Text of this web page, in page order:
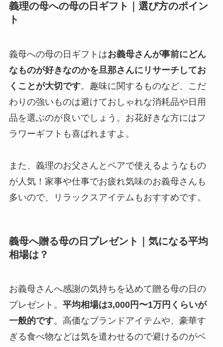
義理の母への母の日ギフト｜選び方のポイン
ト
義母への母の日ギフトはお義母さんが事前にどん
なものが好きなのかを旦那さんにリサーチしてお
くことが大切です。趣味に関するものなど、こだ
わりの強いものは避けておしゃれな消耗品や日用
品を選ぶのが良いでしょう。お花好きな方にはフ
ラワーギフトも喜ばれますよ。
また、義理のお父さんとペアで使えるようなもの
が人気！家事や仕事でお疲れ気味のお義母さんも
多いので、リラックスアイテムもおすすめです。
義母へ贈る母の日プレゼント｜気になる平均
相場は？
お義母さんへ感謝の気持ちを込めて贈る母の日の
プレゼント。 平均相場は3,000円〜1万円くらいが
一般的です。高価なブランドアイテムや、豪華す
ぎる食べ物などは気を遣わせるので避けるのがベ